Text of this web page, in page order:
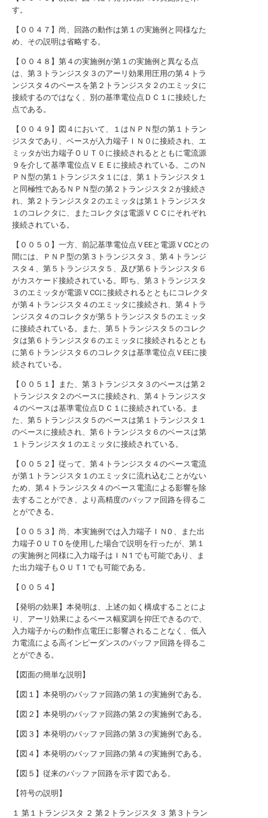
す。
【００４７】尚、回路の動作は第１の実施例と同様なた
め、その説明は省略する。
【００４８】第４の実施例が第１の実施例と異なる点
は、第３トランジスタ３のアーリ効果用圧用の第４トラ
ンジスタ４のベースを第２トランジスタ２のエミッタに
接続するのではなく、別の基準電位点ＤＣ１に接続した
点である。
【００４９】図４において、１はＮＰＮ型の第１トラン
ジスタであり、ベースが入力端子ＩＮ０に接続され、エ
ミッタが出力端子ＯＵＴ０に接続されるとともに電流源
９を介して基準電位点ＶＥＥに接続されている。このＮ
ＰＮ型の第１トランジスタ１には、第１トランジスタ１
と同極性であるＮＰＮ型の第２トランジスタ２が接続さ
れ、第２トランジスタ２のエミッタは第１トランジスタ
１のコレクタに、またコレクタは電源ＶＣＣにそれぞれ
接続されている。
【００５０】一方、前記基準電位点ＶEEと電源ＶCCとの
間には、ＰＮＰ型の第３トランジスタ３、第４トランジ
スタ４、第５トランジスタ５、及び第６トランジスタ６
がカスケード接続されている。即ち、第３トランジスタ
３のエミッタが電源ＶCCに接続されるとともにコレクタ
が第４トランジスタ４のエミッタに接続され、第４トラ
ンジスタ４のコレクタが第５トランジスタ５のエミッタ
に接続されている。また、第５トランジスタ５のコレク
タは第６トランジスタ６のエミッタに接続されるととも
に第６トランジスタ６のコレクタは基準電位点ＶEEに接
続されている。
【００５１】また、第３トランジスタ３のベースは第２
トランジスタ２のベースに接続され、第４トランジスタ
４のベースは基準電位点ＤＣ１に接続されている。ま
た、第５トランジスタ５のベースは第１トランジスタ１
のベースに接続され、第６トランジスタ６のベースは第
１トランジスタ１のエミッタに接続されている。
【００５２】従って、第４トランジスタ４のベース電流
が第１トランジスタ１のエミッタに流れ込むことがない
ため、第４トランジスタ４のベース電流による影響を除
去することができ、より高精度のバッファ回路を得るこ
とができる。
【００５３】尚、本実施例では入力端子ＩＮ0 、また出
力端子ＯＵＴ0 を使用した場合で説明を行ったが、第１
の実施例と同様に入力端子はＩＮ1 でも可能であり、ま
た出力端子もＯＵＴ1 でも可能である。
【００５４】
【発明の効果】本発明は、上述の如く構成することによ
り、アーリ効果によるベース幅変調を抑圧できるので、
入力端子からの動作点電圧に影響されることなく、低入
力電流による高インピーダンスのバッファ回路を得るこ
とができる。
【図面の簡単な説明】
【図１】本発明のバッファ回路の第１の実施例である。
【図２】本発明のバッファ回路の第２の実施例である。
【図３】本発明のバッファ回路の第３の実施例である。
【図４】本発明のバッファ回路の第４の実施例である。
【図５】従来のバッファ回路を示す図である。
【符号の説明】
１ 第１トランジスタ ２ 第２トランジスタ ３ 第３トラン